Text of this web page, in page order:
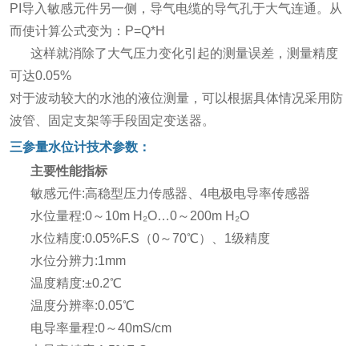
PI导入敏感元件另一侧，导气电缆的导气孔于大气连通。从
而使计算公式变为：P=Q*H
这样就消除了大气压力变化引起的测量误差，测量精度
可达0.05%
对于波动较大的水池的液位测量，可以根据具体情况采用防
波管、固定支架等手段固定变送器。
三参量水位计技术参数：
主要性能指标
敏感元件:高稳型压力传感器、4电极电导率传感器
水位量程:0～10m H₂O…0～200m H₂O
水位精度:0.05%F.S（0～70℃）、1级精度
水位分辨力:1mm
温度精度:±0.2℃
温度分辨率:0.05℃
电导率量程:0～40mS/cm